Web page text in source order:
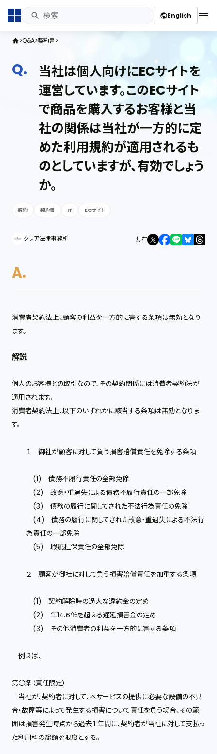
publicEnglish menu
home Q&A 契約書
当社は個人向けにECサイトを
運営しています。このECサイト
で商品を購入するお客様と当
社の関係は当社が一方的に定
めた利用規約が適用されるも
のとしていますが、有効でしょう
か。
契約 契約書 IT ECサイト
クレア法律事務所 共有
消費者契約法上、顧客の利益を一方的に害する条項は無効となり
ます。
解説
個人のお客様との取引なので、その契約関係には消費者契約法が
適用されます。
消費者契約法上、以下のいずれかに該当する条項は無効となりま
す。
１ 御社が顧客に対して負う損害賠償責任を免除する条項
(1) 債務不履行責任の全部免除
(2) 故意・重過失による債務不履行責任の一部免除
(3) 債務の履行に関してされた不法行為責任の免除
(4) 債務の履行に関してされた故意・重過失による不法行
為責任の一部免除
(5) 瑕疵担保責任の全部免除
２ 顧客が御社に対して負う損害賠償責任を加重する条項
(1) 契約解除時の過大な違約金の定め
(2) 年14.６％を超える遅延損害金の定め
(3) その他消費者の利益を一方的に害する条項
例えば、
第〇条（責任限定）
当社が、契約者に対して、本サービスの提供に必要な設備の不具
合・故障等によって発生する損害について責任を負う場合、その範
囲は損害発生時点から過去１年間に、契約者が当社に対して支払っ
た利用料の総額を限度とする。